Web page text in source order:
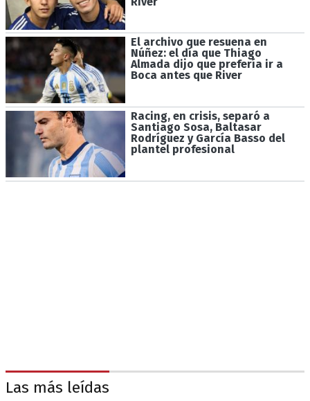
El archivo que resuena en
Núñez: el día que Thiago
Almada dijo que prefería ir a
Boca antes que River
Racing, en crisis, separó a
Santiago Sosa, Baltasar
Rodríguez y García Basso del
plantel profesional
Las más leídas